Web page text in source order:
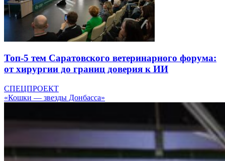
Топ-5 тем Саратовского ветеринарного форума:
от хирургии до границ доверия к ИИ
СПЕЦПРОЕКТ
«Кошки — звезды Донбасса»